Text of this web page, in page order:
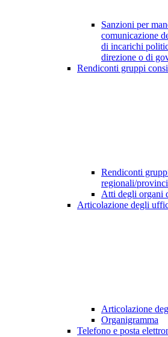
Sanzioni per
comunicazione
di incarichi
direzione o di
Rendiconti gruppi
Rendiconti
regionali/
Atti degli organi
Articolazione degli
Articolazione
Organigramma
Telefono e posta